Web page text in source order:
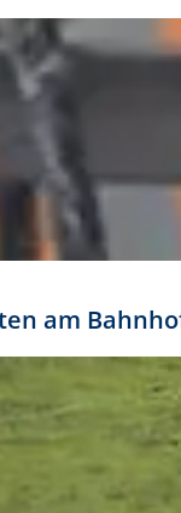
im Layout:
4 – 10 % der
hoch (5 %)
mm hoch (5 %)
mm hoch (5 %)
px – 78 px hoch (7
am